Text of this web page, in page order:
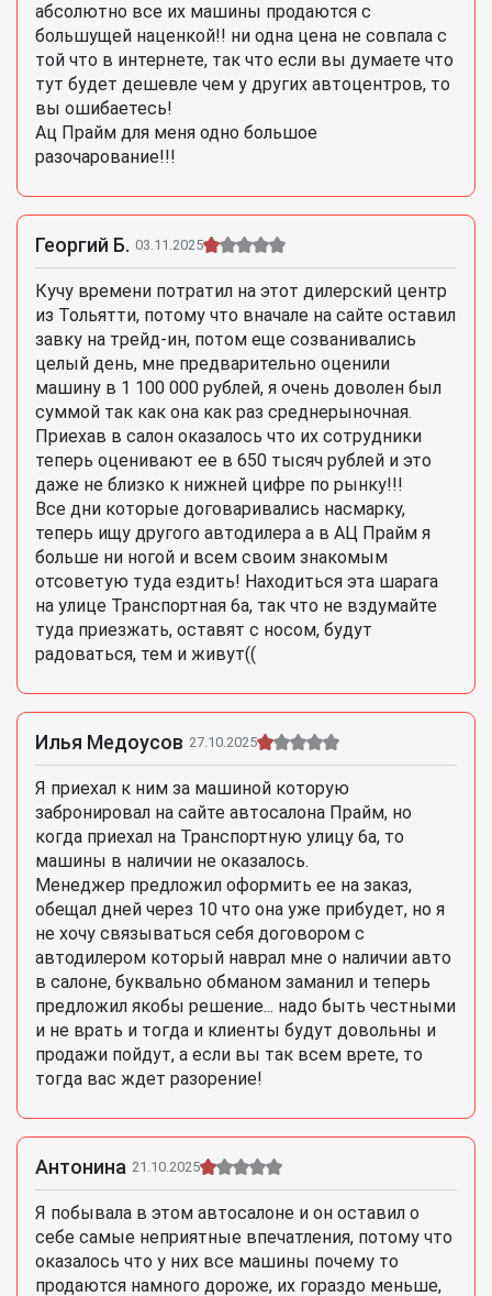
абсолютно все их машины продаются с
большущей наценкой!! ни одна цена не совпала с
той что в интернете, так что если вы думаете что
тут будет дешевле чем у других автоцентров, то
вы ошибаетесь!
Ац Прайм для меня одно большое
разочарование!!!
Георгий Б. 03.11.2025
Кучу времени потратил на этот дилерский центр
из Тольятти, потому что вначале на сайте оставил
завку на трейд-ин, потом еще созванивались
целый день, мне предварительно оценили
машину в 1 100 000 рублей, я очень доволен был
суммой так как она как раз среднерыночная.
Приехав в салон оказалось что их сотрудники
теперь оценивают ее в 650 тысяч рублей и это
даже не близко к нижней цифре по рынку!!!
Все дни которые договаривались насмарку,
теперь ищу другого автодилера а в АЦ Прайм я
больше ни ногой и всем своим знакомым
отсоветую туда ездить! Находиться эта шарага
на улице Транспортная 6а, так что не вздумайте
туда приезжать, оставят с носом, будут
радоваться, тем и живут((
Илья Медоусов 27.10.2025
Я приехал к ним за машиной которую
забронировал на сайте автосалона Прайм, но
когда приехал на Транспортную улицу 6а, то
машины в наличии не оказалось.
Менеджер предложил оформить ее на заказ,
обещал дней через 10 что она уже прибудет, но я
не хочу связываться себя договором с
автодилером который наврал мне о наличии авто
в салоне, буквально обманом заманил и теперь
предложил якобы решение... надо быть честными
и не врать и тогда и клиенты будут довольны и
продажи пойдут, а если вы так всем врете, то
тогда вас ждет разорение!
Антонина 21.10.2025
Я побывала в этом автосалоне и он оставил о
себе самые неприятные впечатления, потому что
оказалось что у них все машины почему то
продаются намного дороже, их гораздо меньше,